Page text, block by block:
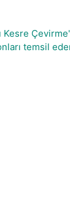
Kesre
temsil